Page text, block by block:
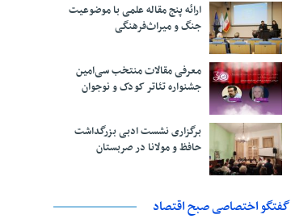
ارائه پنج مقاله علمی با موضوعیت
جنگ و میراث‌فرهنگی
معرفی مقالات منتخب سی‌امین
جشنواره تئاتر کودک و نوجوان
برگزاری نشست ادبی بزرگداشت
حافظ و مولانا در صربستان
گفتگو اختصاصی صبح اقتصاد